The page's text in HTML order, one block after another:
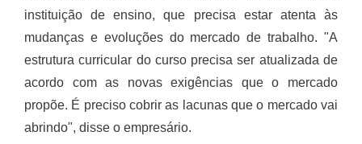
instituição de ensino, que precisa estar atenta às
mudanças e evoluções do mercado de trabalho. "A
estrutura curricular do curso precisa ser atualizada de
acordo com as novas exigências que o mercado
propõe. É preciso cobrir as lacunas que o mercado vai
abrindo", disse o empresário.